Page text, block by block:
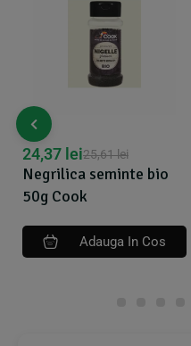
Negrilica seminte bio
50g Cook
25,61lei
24,37 lei
Adauga In Cos